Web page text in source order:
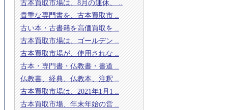
古本買取市場は、8月の連休、 ..
貴重な専門書を、古本買取市 ..
古い本・古書籍を高価買取を ..
古本買取市場は、ゴールデン ..
古本買取市場が、使用されな ..
古本・専門書・仏教書・書道 ..
仏教書、経典、仏教本、注釈 ..
古本買取市場は、2021年1月1 ..
古本買取市場、年末年始の営 ..